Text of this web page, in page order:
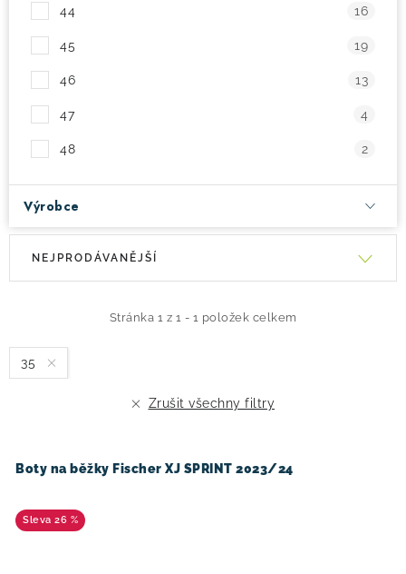
44 16
45 19
46 13
47 4
48 2
Výrobce
V
s
p
u
t
Stránka 1 z 1 - 1 položek celkem
Ř
n
í
d
k
NEJPRODÁVANĚJŠÍ
35
Zrušit všechny filtry
Boty na běžky Fischer XJ SPRINT 2023/24
26 %